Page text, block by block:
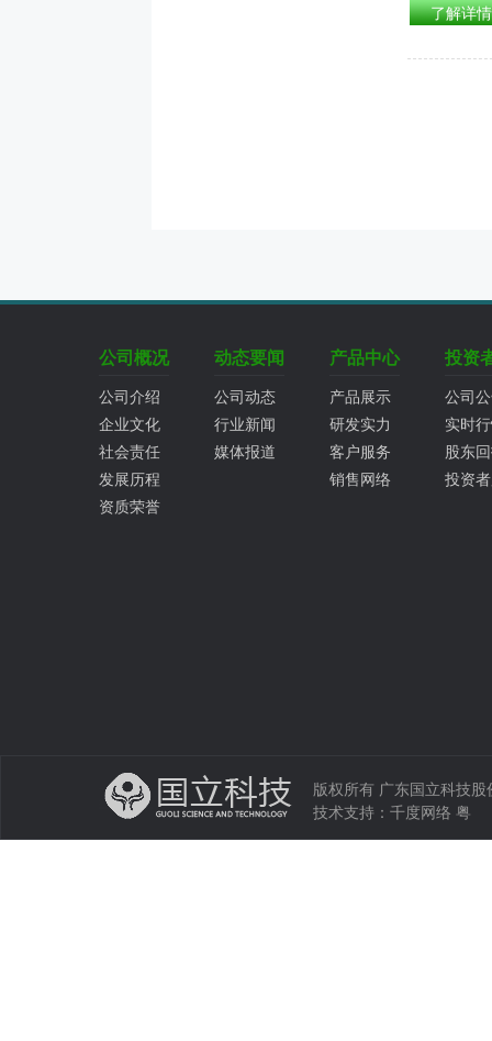
了解详情
公司概况
公司介绍
企业文化
社会责任
发展历程
资质荣誉
动态要闻
公司动态
行业新闻
媒体报道
产品中心
产品展示
研发实力
客户服务
销售网络
投资
公司
实时
股东
投资
版权所有 广东国立科技
技术支持： 千度网络 粤